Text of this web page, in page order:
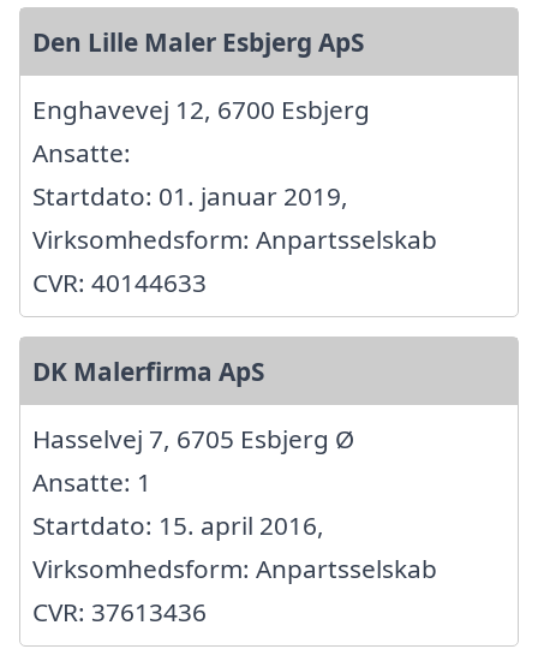
Den Lille Maler Esbjerg ApS
Enghavevej 12, 6700 Esbjerg
Ansatte:
Startdato: 01. januar 2019,
Virksomhedsform: Anpartsselskab
CVR: 40144633
DK Malerfirma ApS
Hasselvej 7, 6705 Esbjerg Ø
Ansatte: 1
Startdato: 15. april 2016,
Virksomhedsform: Anpartsselskab
CVR: 37613436